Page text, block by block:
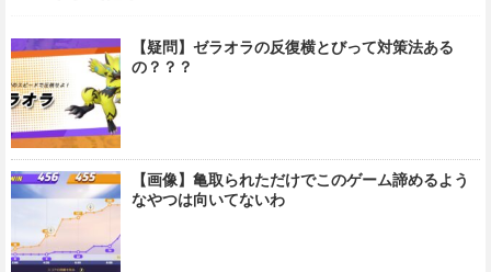
【疑問】ゼラオラの反復横とびって対策法ある
の？？？
【画像】亀取られただけでこのゲーム諦めるよう
なやつは向いてないわ